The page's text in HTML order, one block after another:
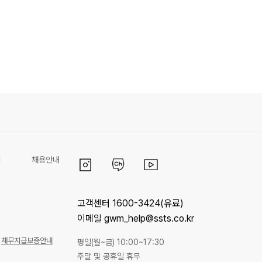
채용안내
채무지급보증안내
고객센터 1600-3424(유료)
이메일 gwm_help@ssts.co.kr
평일(월~금) 10:00~17:30
주말 및 공휴일 휴무